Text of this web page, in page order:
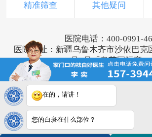
精准筛查 其他疑问
医院电话：400-0991-
医院地址：新疆乌鲁木齐市沙依巴克
号1号「奥莱国际旁」
版权所有：乌鲁木齐新军都皮
新ICP备16001749号-2
注：本网站信息仅供参考，不能作为
据，服用药物或进行治疗时请遵医嘱
用文章涉及版权问题，请与我
在的，请讲！
您的白斑在什么部位？